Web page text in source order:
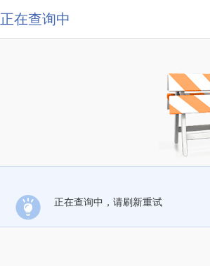
正在查询中
正在查询中，请刷新重试